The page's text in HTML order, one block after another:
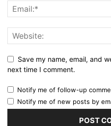
Save my name, email, and
next time I comment.
Notify me of follow-up
Notify me of new posts by